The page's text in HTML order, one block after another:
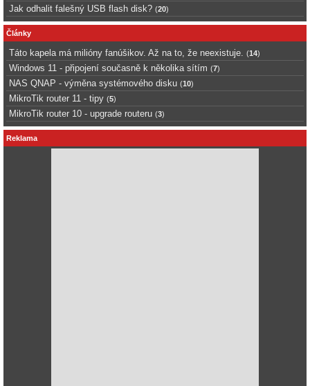
Jak odhalit falešný USB flash disk? (20)
Články
Táto kapela má milióny fanúšikov. Až na to, že neexistuje. (14)
Windows 11 - připojení současně k několika sítím (7)
NAS QNAP - výměna systémového disku (10)
MikroTik router 11 - tipy (5)
MikroTik router 10 - upgrade routeru (3)
Reklama